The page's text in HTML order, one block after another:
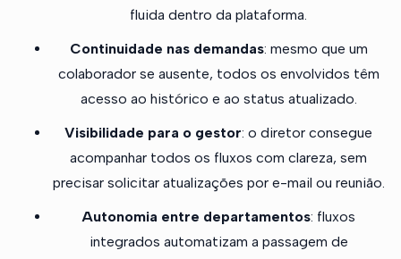
fluida dentro da plataforma.
Continuidade nas demandas: mesmo que um
colaborador se ausente, todos os envolvidos têm
acesso ao histórico e ao status atualizado.
Visibilidade para o gestor: o diretor consegue
acompanhar todos os fluxos com clareza, sem
precisar solicitar atualizações por e-mail ou reunião.
Autonomia entre departamentos: fluxos
integrados automatizam a passagem de